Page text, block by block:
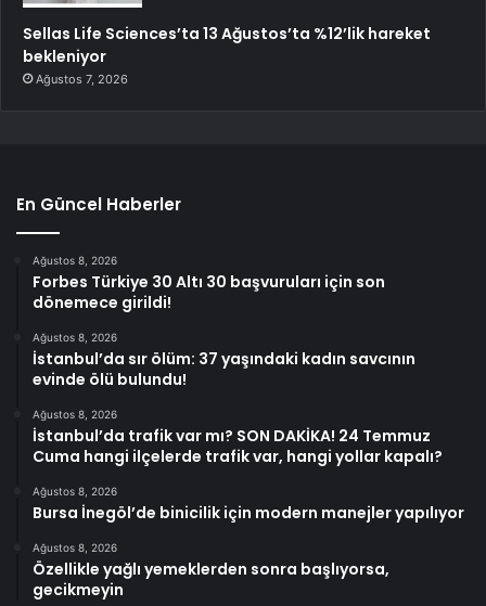
Sellas Life Sciences’ta 13 Ağustos’ta %12’lik hareket
bekleniyor
Ağustos 7, 2026
En Güncel Haberler
Ağustos 8, 2026
Forbes Türkiye 30 Altı 30 başvuruları için son
dönemece girildi!
Ağustos 8, 2026
İstanbul’da sır ölüm: 37 yaşındaki kadın savcının
evinde ölü bulundu!
Ağustos 8, 2026
İstanbul’da trafik var mı? SON DAKİKA! 24 Temmuz
Cuma hangi ilçelerde trafik var, hangi yollar kapalı?
Ağustos 8, 2026
Bursa İnegöl’de binicilik için modern manejler yapılıyor
Ağustos 8, 2026
Özellikle yağlı yemeklerden sonra başlıyorsa,
gecikmeyin